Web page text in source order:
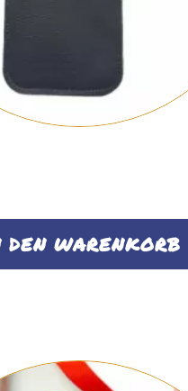
WARENKORB